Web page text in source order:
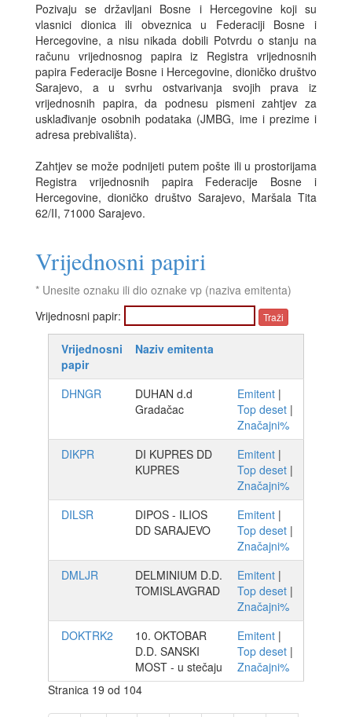
Pozivaju se državljani Bosne i Hercegovine koji su
vlasnici dionica ili obveznica u Federaciji Bosne i
Hercegovine, a nisu nikada dobili Potvrdu o stanju na
računu vrijednosnog papira iz Registra vrijednosnih
papira Federacije Bosne i Hercegovine, dioničko društvo
Sarajevo, a u svrhu ostvarivanja svojih prava iz
vrijednosnih papira, da podnesu pismeni zahtjev za
usklađivanje osobnih podataka (JMBG, ime i prezime i
adresa prebivališta).
Zahtjev se može podnijeti putem pošte ili u prostorijama
Registra vrijednosnih papira Federacije Bosne i
Hercegovine, dioničko društvo Sarajevo, Maršala Tita
62/II, 71000 Sarajevo.
Vrijednosni papiri
* Unesite oznaku ili dio oznake vp (naziva emitenta)
Vrijednosni papir:
Vrijednosni
papir
Naziv emitenta
DHNGR
DUHAN d.d
Gradačac
Emitent |
Top deset |
Značajni%
DIKPR
DI KUPRES DD
KUPRES
Emitent |
Top deset |
Značajni%
DILSR
DIPOS - ILIOS
DD SARAJEVO
Emitent |
Top deset |
Značajni%
DMLJR
DELMINIUM D.D.
TOMISLAVGRAD
Emitent |
Top deset |
Značajni%
DOKTRK2
10. OKTOBAR
D.D. SANSKI
MOST - u stečaju
Emitent |
Top deset |
Značajni%
Stranica 19 od 104